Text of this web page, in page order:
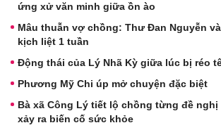
ứng xử văn minh giữa ồn ào
Mâu thuẫn vợ chồng: Thư Đan Nguyễn
kịch liệt 1 tuần
Động thái của Lý Nhã Kỳ giữa lúc bị réo
Phương Mỹ Chi úp mở chuyện đặc biệt
Bà xã Công Lý tiết lộ chồng từng đề
xảy ra biến cố sức khỏe